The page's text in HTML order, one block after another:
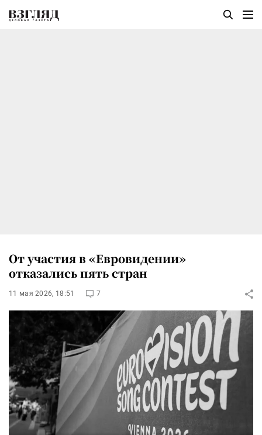
От участия в «Евровидении»
отказались пять стран
11 мая 2026, 18:51 7